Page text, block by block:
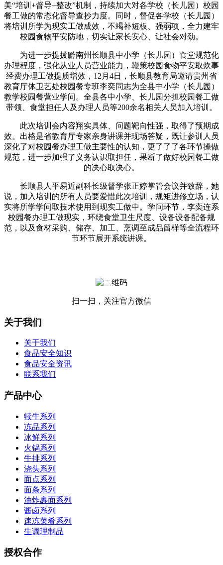
美“培训+督导+整改”机制，持续加大对各学校（长儿园）校园
餐工做的常态化督导查抄力度。同时，督促各学校（长儿园）
将培训所学为现实工做成效，不竭补短板、强弱项，全力建牢
校园食物平安防地，切实让家长安心、让社会对劲。
为进一步提拔黔南州长顺县中小学（长儿园）食堂规范化
办理程度，强化从业人员营业能力，鞭策校园食物平安取炊事
经费办理工做提质增效，12月4日，长顺县教育局邀请贵州省
教育厅体卫艺处校园餐专班李奕同志为全县中小学（长儿园）
教学校园餐营业学问。全县各中小学、长儿园分担校园餐工做
带领、食堂担任人及办理人员等200余名相关人员加入培训。
此次培训会内容翔实具体、问题靶向性强，取得了预期成
效。出格是省教育厅专家亲身讲课并现场答疑，既让参训人员
深化了对校园餐办理工做主要性的认知，更了了了各环节操做
规范，进一步加强了义务认识取担任，果断了做好校园餐工做
的决心取决心。
长顺县人平易近副科长级督学张正婷掌管会议并致辞，她
说，加入培训的所有人员要爱惜此次培训，规矩进修立场，认
实将所学学问取技术使用到现实工做中。学问环节，李奕连系
校园餐办理工做现实，环绕食堂卫生尺度、设备设备配备规
范，以及食材采购、储存、加工、烹调至成品留样等全流程环
节环节展开系统讲课。
扫一扫，关注官方微信
关于我们
关于我们
食品安全知识
食品安全资讯
联系我们
产品中心
犊牛系列
冻品系列
冰鲜系列
火锅系列
牛排系列
浇头系列
面点系列
面条系列
油炸裹面系列
酱卤系列
速冻菜肴系列
生调理制品
授权合作